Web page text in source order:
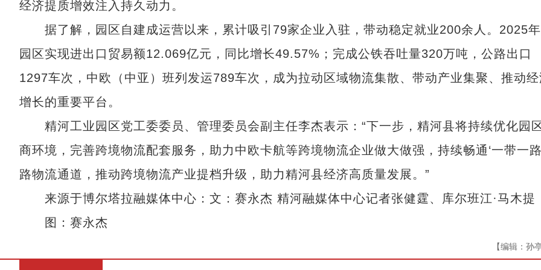
经济提质增效注入持久动力。
据了解，园区自建成运营以来，累计吸引79家企业入驻，带动稳定就业200余人。2025年
园区实现进出口贸易额12.069亿元，同比增长49.57%；完成公铁吞吐量320万吨，公路出口
1297车次，中欧（中亚）班列发运789车次，成为拉动区域物流集散、带动产业集聚、推动经
增长的重要平台。
精河工业园区党工委委员、管理委员会副主任李杰表示：“下一步，精河县将持续优化园
商环境，完善跨境物流配套服务，助力中欧卡航等跨境物流企业做大做强，持续畅通‘一带一路
路物流通道，推动跨境物流产业提档升级，助力精河县经济高质量发展。”
来源于博尔塔拉融媒体中心：文：赛永杰 精河融媒体中心记者张健霆、库尔班江·马木提
图：赛永杰
【编辑：孙